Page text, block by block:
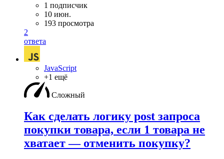
1 подписчик
10 июн.
193 просмотра
2
ответа
JavaScript
+1 ещё
Сложный
Как сделать логику post запроса
покупки товара, если 1 товара не
хватает — отменить покупку?